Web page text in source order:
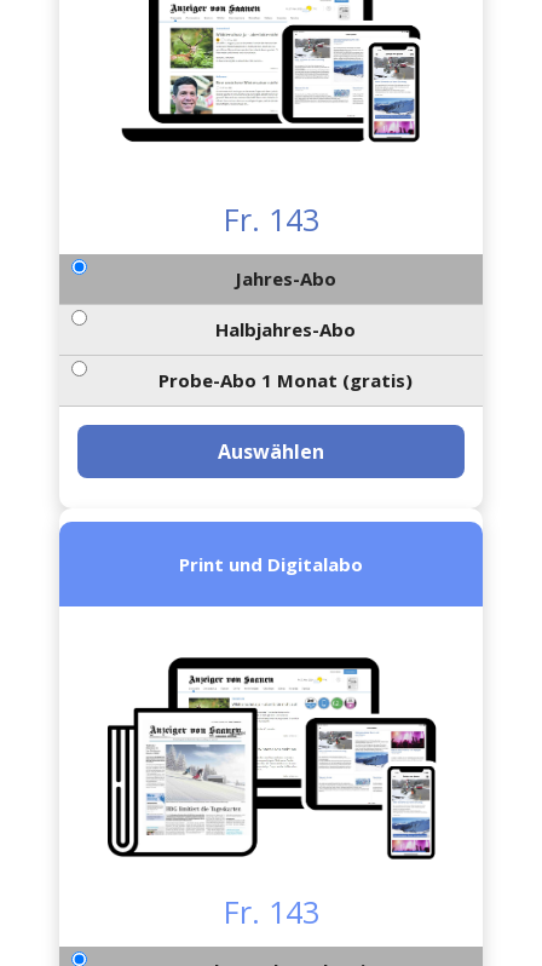
Fr. 143
Jahres-Abo
Halbjahres-Abo
Probe-Abo 1 Monat (gratis)
Auswählen
Print und Digitalabo
Fr. 143